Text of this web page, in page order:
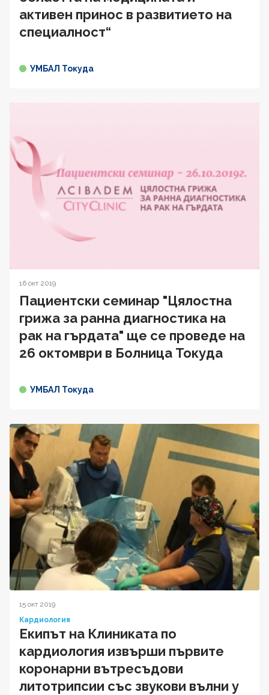
активен принос в развитието на
специалност“
УМБАЛ Токуда
16 окт 2019
Пациентски семинар "Цялостна
грижа за ранна диагностика на
рак на гърдата" ще се проведе на
26 октомври в Болница Токуда
УМБАЛ Токуда
15 окт 2019
Кардиология
Екипът на Клиниката по
кардиология извърши първите
коронарни вътресъдови
литотрипсии със звукови вълни у